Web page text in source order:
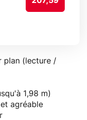
plan (lecture /
1,98 m)
agréable